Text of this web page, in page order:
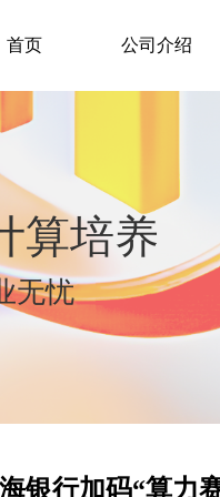
首页 公司介绍
算培养
无忧
银行加码“算力